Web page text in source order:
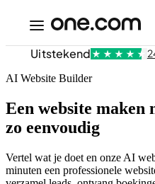
Uitstekend
AI Website Builder
Een website maken
zo eenvoudig
Vertel wat je doet en onze AI
minuten een professionele